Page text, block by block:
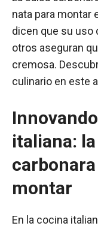
nata para montar
dicen que su uso
otros aseguran
cremosa.
culinario en este
italiana:
montar
En la cocina